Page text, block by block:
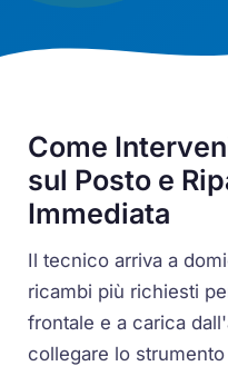
Come
sul Posto e
Immediata
Il tecnico arriva a
ricambi più richiesti
frontale e a carica
collegare lo